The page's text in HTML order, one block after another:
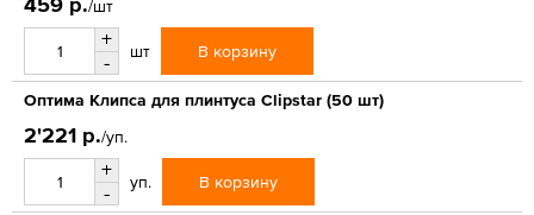
/шт
+
-
шт В корзину
Оптима Клипса для плинтуса Clipstar (50 шт)
2'221 р./уп.
+
-
уп. В корзину